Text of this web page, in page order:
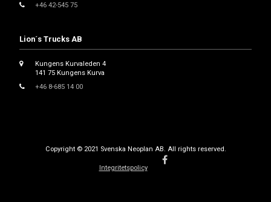
+46 42-545 75
Lion´s Trucks AB
Kungens Kurvaleden 4
141 75 Kungens Kurva
+46 8-685 14 00
Copyright © 2021 Svenska Neoplan AB. All rights reserved.
Integritetspolicy